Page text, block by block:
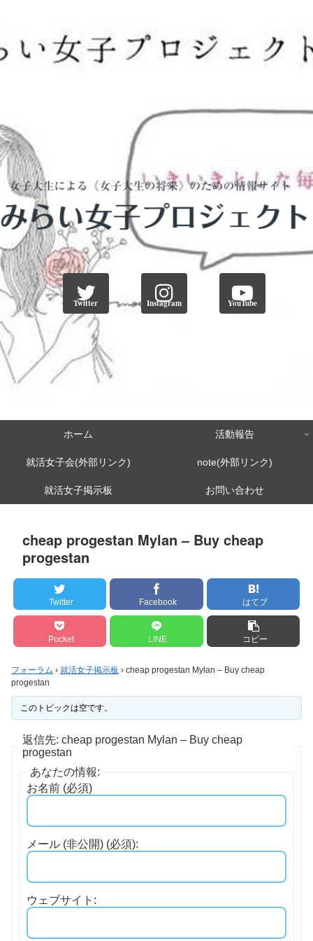
Twitter Instagram YouTube
ホーム 活動報告
就活女子会(外部リンク) note(外部リンク)
就活女子掲示板 お問い合わせ
cheap progestan Mylan – Buy cheap
progestan
Twitter Facebook はてブ
Pocket LINE コピー
フォーラム › 就活女子掲示板 › cheap progestan Mylan – Buy cheap
progestan
このトピックは空です。
返信先: cheap progestan Mylan – Buy cheap
progestan
あなたの情報:
お名前 (必須)
メール (非公開) (必須):
ウェブサイト: